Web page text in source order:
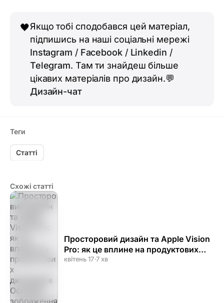
🖤Якщо тобі сподобався цей матеріал,
підпишись на наші соціальні мережі
Instagram / Facebook/ Linkedin /
Telegram. Там ти знайдеш більше
цікавих матеріалів про дизайн.💬
Дизайн-чат
Теги
Статті
Схожі статті
Просторовий дизайн та Apple Vision
Pro: як це вплине на продуктових
дизайнерів
квітень 17·7 хв